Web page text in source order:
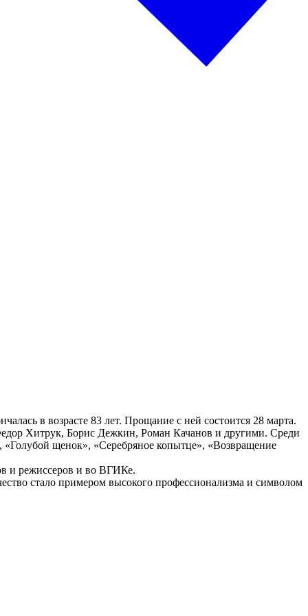
в возрасте 83 лет. Прощание с ней состоится 28 марта.
Хитрук, Борис Дежкин, Роман Качанов и другими. Среди
щенок», «Серебряное копытце», «Возвращение
и режиссеров и во ВГИКе.
стало примером высокого профессионализма и символом